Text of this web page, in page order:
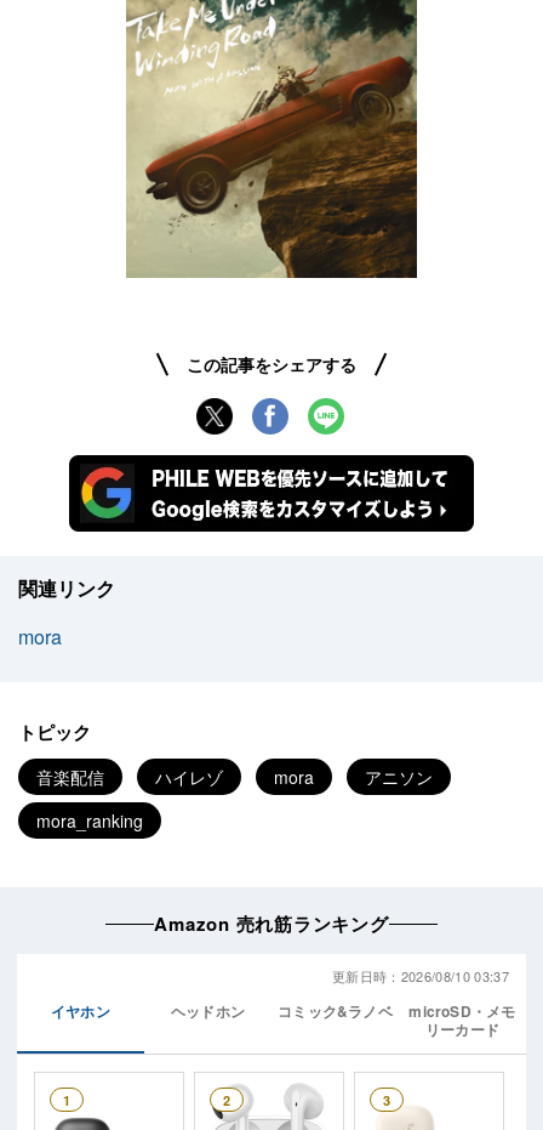
この記事をシェアする
関連リンク
mora
トピック
音楽配信 ハイレゾ mora
アニソン
mora_ranking